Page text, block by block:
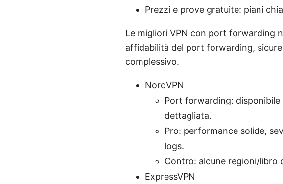
Prezzi e prove gratuite: piani
Le migliori VPN con port forwarding
affidabilità del port forwarding,
complessivo.
NordVPN
Port forwarding: disponibile
dettagliata.
Pro: performance solide,
logs.
Contro: alcune regioni/libro
ExpressVPN